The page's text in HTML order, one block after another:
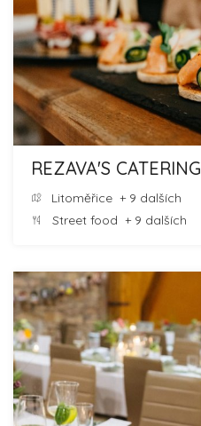
REZAVA'S CATERING
Litoměřice + 9 dalších
Street food + 9 dalších